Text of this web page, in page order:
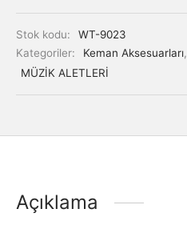
Stok kodu:
WT-9023
Kategoriler:
Keman Aksesuarları,
MÜZİK ALETLERİ
Açıklama